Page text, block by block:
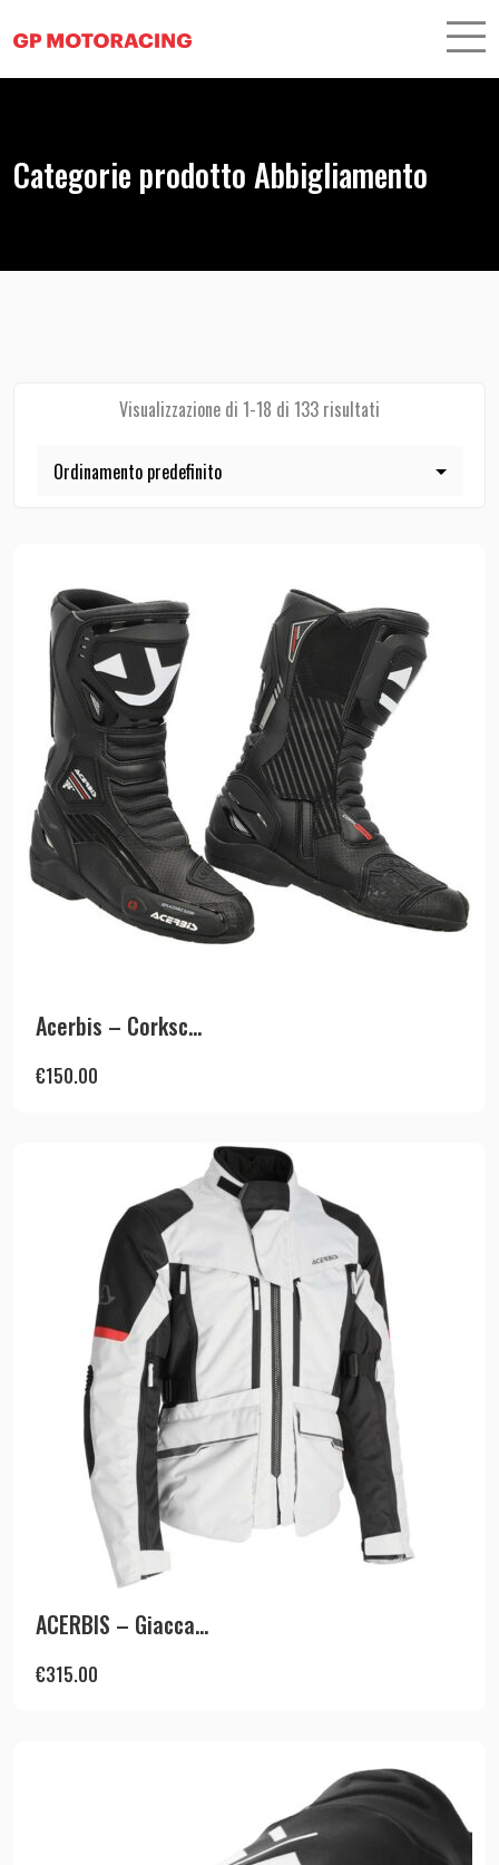
Categorie prodotto Abbigliamento
Visualizzazione di 1-18 di 133 risultati
Acerbis – Corksc...
€150.00
ACERBIS – Giacca...
€315.00